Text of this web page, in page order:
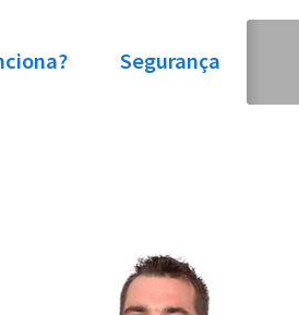
Segurança